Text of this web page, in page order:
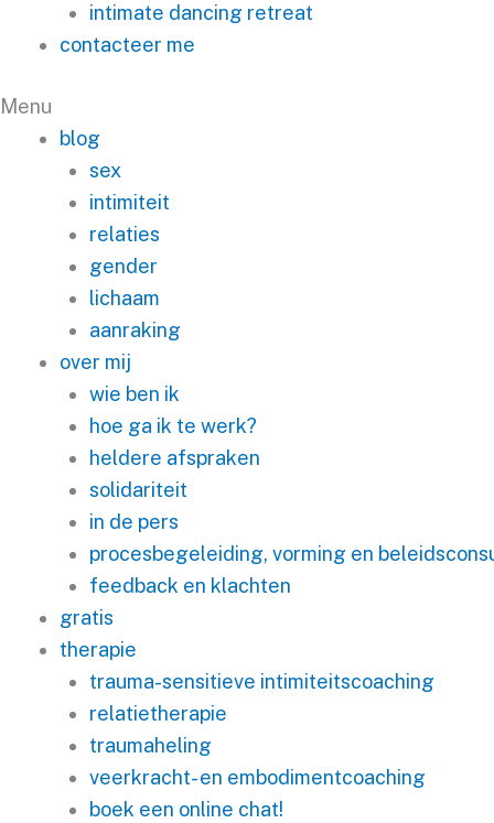
intimate dancing retreat
contacteer me
Menu
blog
sex
intimiteit
relaties
gender
lichaam
aanraking
over mij
wie ben ik
hoe ga ik te werk?
heldere afspraken
solidariteit
in de pers
procesbegeleiding, vorming en
feedback en klachten
gratis
therapie
trauma-sensitieve intimiteitscoaching
relatietherapie
traumaheling
veerkracht- en embodimentcoaching
boek een online chat!